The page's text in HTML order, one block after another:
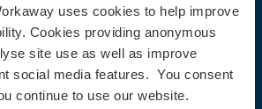
uses cookies to help improve
Cookies providing anonymous
site use as well as improve
social media features. You consent
continue to use our website.